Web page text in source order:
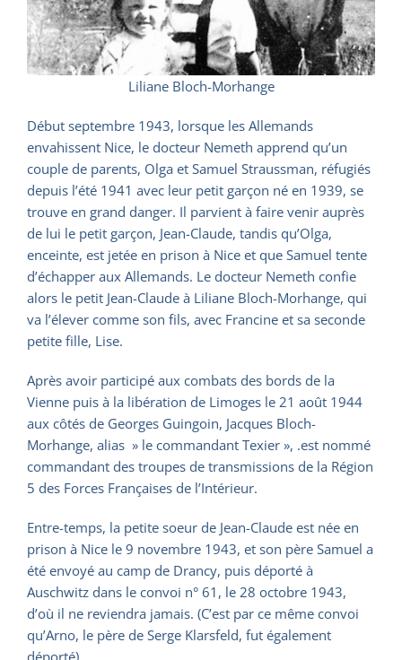
Liliane Bloch-Morhange
Début septembre 1943, lorsque les Allemands
envahissent Nice, le docteur Nemeth apprend qu’un
couple de parents, Olga et Samuel Straussman, réfugiés
depuis l’été 1941 avec leur petit garçon né en 1939, se
trouve en grand danger. Il parvient à faire venir auprès
de lui le petit garçon, Jean-Claude, tandis qu’Olga,
enceinte, est jetée en prison à Nice et que Samuel tente
d’échapper aux Allemands. Le docteur Nemeth confie
alors le petit Jean-Claude à Liliane Bloch-Morhange, qui
va l’élever comme son fils, avec Francine et sa seconde
petite fille, Lise.
Après avoir participé aux combats des bords de la
Vienne puis à la libération de Limoges le 21 août 1944
aux côtés de Georges Guingoin, Jacques Bloch-
Morhange, alias » le commandant Texier », .est nommé
commandant des troupes de transmissions de la Région
5 des Forces Françaises de l’Intérieur.
Entre-temps, la petite soeur de Jean-Claude est née en
prison à Nice le 9 novembre 1943, et son père Samuel a
été envoyé au camp de Drancy, puis déporté à
Auschwitz dans le convoi n° 61, le 28 octobre 1943,
d’où il ne reviendra jamais. (C’est par ce même convoi
qu’Arno, le père de Serge Klarsfeld, fut également
déporté).